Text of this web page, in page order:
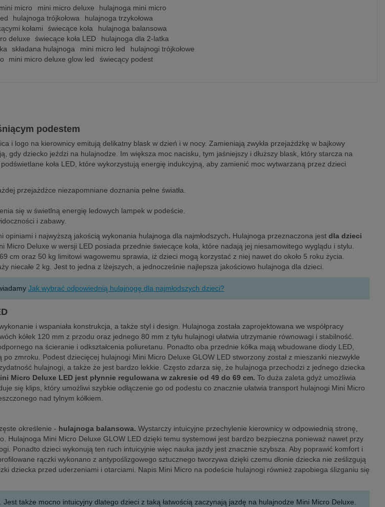
mini micro mini micro deluxe
hulajnoga mini micro
hulajnoga trójkołowa
hulajnoga trzykołowa
kołami
świecące koła
hulajnoga balansowa
deluxe
świecące koła LED
hulajnoga dla 2-latka
składana hulajnoga mini micro led
hulajnogi trójkołowe
mini micro deluxe glow led świecący podest
podestem
i logo na kierownicy emitują delikatny blask w dzień i w nocy. Zamieniają zwykła przejażdżkę w bajkowy
gdy dziecko jeździ na hulajnodze. Im większa moc nacisku, tym jaśniejszy i dłuższy blask, który starcza na
koła LED, które wykorzystują energię indukcyjną, aby zamienić moc wytwarzaną przez dzieci
przejażdżce niezapomniane doznania pełne światła.
się w świetlną energię ledowych lampek w podeście.
i zabawy.
i najwyższą jakością wykonania hulajnoga dla najmłodszych. Hulajnoga przeznaczona jest dla dzieci
Micro Deluxe w wersji LED posiada przednie świecące koła, które nadają jej niesamowitego wyglądu i stylu.
cm oraz 50 kg limitowi wagowemu sprawia, iż dzieci mogą korzystać z niej nawet do około 5 roku życia.
niecałe 2 kg. Jest to jedna z lżejszych, a jednocześnie najlepsza jakościowo hulajnoga dla dzieci.
Jak wybrać odpowiednią hulajnogę dla najmłodszych dzieci?
i wspaniała konstrukcja, a także styl i design. Hulajnoga została zaprojektowana we współpracy
kółek 120 mm z przodu oraz jednego 80 mm z tyłu hulajnogi ułatwia utrzymanie równowagi i stabilność.
na ścieranie i odkształcenia poliuretanu. Ponadto oba przednie kółka mają wbudowane diody LED,
zmroku. Podest dziecięcej hulajnogi Mini Micro Deluxe GLOW LED stworzony został z mieszanki niezwykle
hulajnogi, a także że jest bardzo lekkie. Często zdarza się, że hulajnoga przechodzi z jednego dziecka
Micro Deluxe LED jest płynnie regulowana w zakresie od 49 do 69 cm. To duża zaleta gdyż umożliwia
się klips, który umożliwi szybkie odłączenie go od podestu co znacznie ułatwia transport hulajnogi Mini Micro
nad tylnym kółkiem.
określenie - hulajnoga balansowa. Wystarczy intuicyjne przechylenie kierownicy w odpowiednią stronę,
Mini Micro Deluxe GLOW LED dzięki temu systemowi jest bardzo bezpieczna ponieważ nawet przy
Ponadto dzieci wykonują ten ruch intuicyjnie więc nauka jazdy jest znacznie szybsza. Aby poprawić komfort i
rączki wykonano z antypoślizgowego sztucznego tworzywa dzięki czemu dłonie dziecka nie ześlizgują
dziecka przed uderzeniami i otarciami. Napis Mini Micro na podeście hulajnogi również zapobiega ślizganiu się
także mocno intuicyjny dlatego dzieci z taką łatwością zaczynają jazdę na hulajnodze Mini Micro Deluxe.